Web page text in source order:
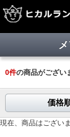
0件の商品がござい
価格
現在、商品はござい